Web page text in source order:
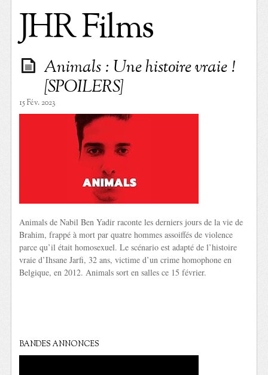
JHR Films
Animals : Une histoire vraie !
[SPOILERS]
15 Fév. 2023
Animals de Nabil Ben Yadir raconte les derniers jours de la vie de
Brahim, frappé à mort par quatre hommes assoiffés de violence
parce qu’il était homosexuel. Le scénario est adapté de l’histoire
vraie d’Ihsane Jarfi, 32 ans, victime d’un crime homophone en
Belgique, en 2012. Animals sort en salles ce 15 février.
BANDES ANNONCES